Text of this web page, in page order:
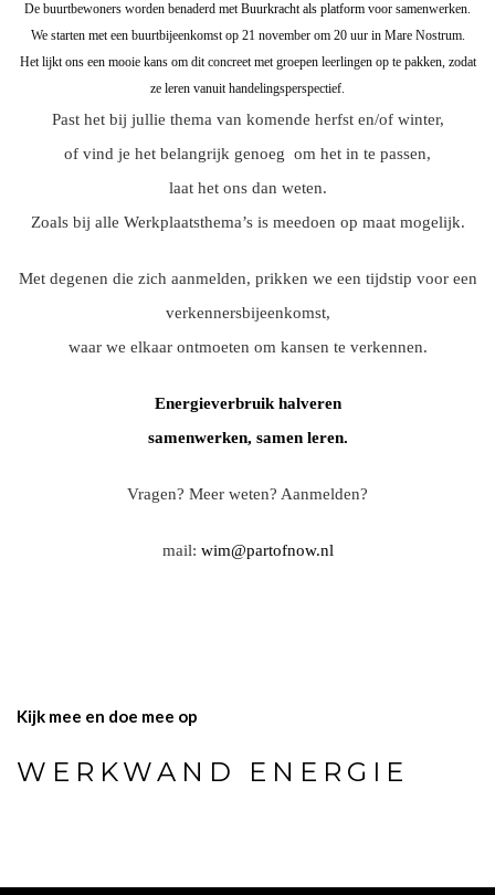
De buurtbewoners worden benaderd metBuurkracht als platform voor samenwerken.
We starten met een buurtbijeenkomst op 21 november om 20 uur in Mare Nostrum.
Het lijkt ons een mooie kans om dit concreet met groepen leerlingen op te pakken, zodat
ze leren vanuit handelingsperspectief.
Past het bij jullie thema van komende herfst en/of winter,
of vind je het belangrijk genoeg om het in te passen,
laat het ons dan weten.
Zoals bij alle Werkplaatsthema’s is meedoen op maat mogelijk.
Met degenen die zich aanmelden, prikken we een tijdstip voor een
verkennersbijeenkomst,
waar we elkaar ontmoeten om kansen te verkennen.
Energieverbruik halveren
samenwerken, samen leren.
Vragen? Meer weten? Aanmelden?
mail: wim@partofnow.nl
Kijk mee en doe mee op
WERKWAND ENERGIE